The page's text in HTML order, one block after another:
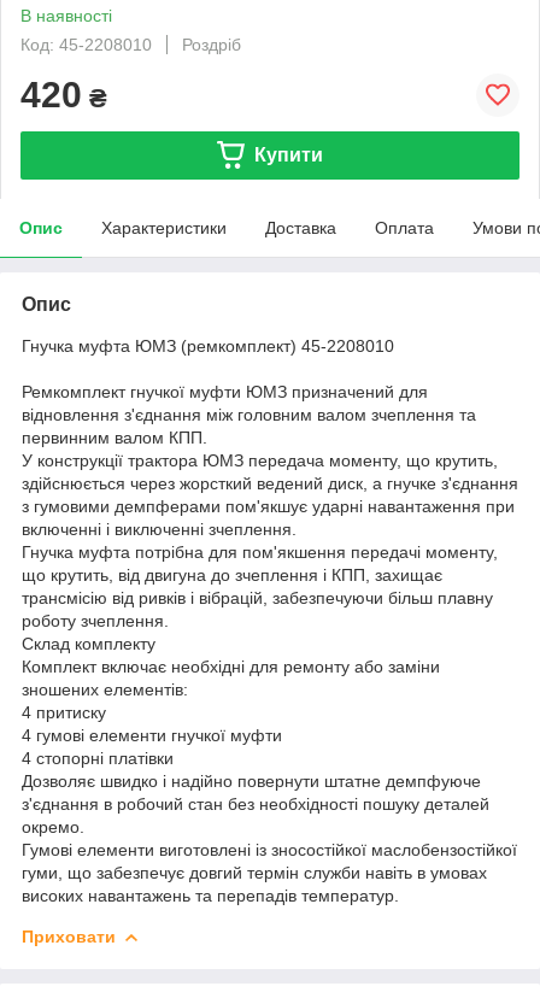
В наявності
Код: 45-2208010
Роздріб
420 ₴
Купити
Опис Характеристики Доставка Оплата Умови
Опис
Гнучка муфта ЮМЗ (ремкомплект) 45-2208010
Ремкомплект гнучкої муфти ЮМЗ призначений для
відновлення з'єднання між головним валом зчеплення та
первинним валом КПП.
У конструкції трактора ЮМЗ передача моменту, що крутить,
здійснюється через жорсткий ведений диск, а гнучке з'єднання
з гумовими демпферами пом'якшує ударні навантаження при
включенні і виключенні зчеплення.
Гнучка муфта потрібна для пом'якшення передачі моменту,
що крутить, від двигуна до зчеплення і КПП, захищає
трансмісію від ривків і вібрацій, забезпечуючи більш плавну
роботу зчеплення.
Склад комплекту
Комплект включає необхідні для ремонту або заміни
зношених елементів:
4 притиску
4 гумові елементи гнучкої муфти
4 стопорні платівки
Дозволяє швидко і надійно повернути штатне демпфуюче
з'єднання в робочий стан без необхідності пошуку деталей
окремо.
Гумові елементи виготовлені із зносостійкої маслобензостійкої
гуми, що забезпечує довгий термін служби навіть в умовах
високих навантажень та перепадів температур.
Приховати